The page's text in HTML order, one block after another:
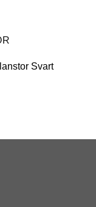
Svart